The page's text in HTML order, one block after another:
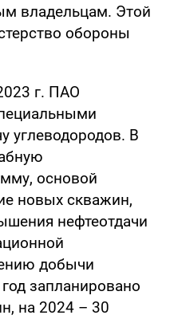
владельцам. Этой
обороны
г. ПАО
углеводородов. В
основой
новых скважин,
нефтеотдачи
добычи
запланировано
на 2024 – 30